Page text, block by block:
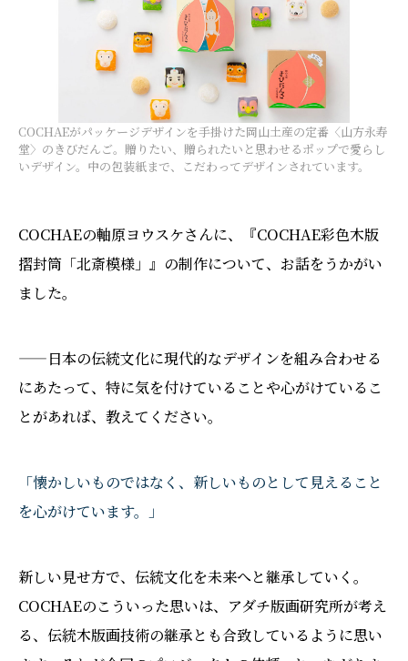
COCHAEがパッケージデザインを手掛けた岡山土産の定番〈山方永寿
堂〉のきびだんご。贈りたい、贈られたいと思わせるポップで愛らし
いデザイン。中の包装紙まで、こだわってデザインされています。
COCHAEの軸原ヨウスケさんに、『COCHAE彩色木版
摺封筒「北斎模様」』の制作について、お話をうかがい
ました。
——日本の伝統文化に現代的なデザインを組み合わせる
にあたって、特に気を付けていることや心がけているこ
とがあれば、教えてください。
「懐かしいものではなく、新しいものとして見えること
を心がけています。」
新しい見せ方で、伝統文化を未来へと継承していく。
COCHAEのこういった思いは、アダチ版画研究所が考え
る、伝統木版画技術の継承とも合致しているように思い